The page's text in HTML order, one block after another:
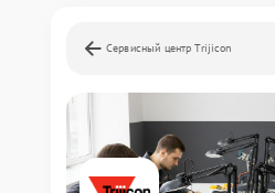
Сервисный центр Trijicon